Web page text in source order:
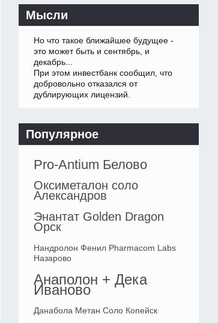
Мысли
Но что такое ближайшее будущее -
это может быть и сентябрь, и
декабрь...
При этом инвестбанк сообщил, что
добровольно отказался от
дублирующих лицензий.
Популярное
Pro-Antium Белово
Оксиметалон соло
Александров
Энантат Golden Dragon
Орск
Нандролон Фенил Pharmacom Labs
Назарово
Анаполон + Дека
Иваново
Данабола Метан Соло Копейск